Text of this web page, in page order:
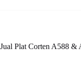
Jual Plat Corten A588 &